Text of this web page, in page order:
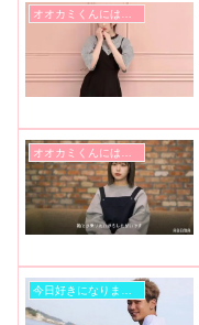
オオカミくんには騙されない